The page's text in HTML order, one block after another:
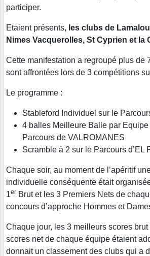
participer.
Etaient présents, les clubs de
Nimes Vacquerolles, St Cyprien et la
Cette manifestation a regroupé plus de
sont affrontées lors de 3 compétitions
Le programme :
Stableford Individuel sur le
4 balles Meilleure Balle par Equipe
Parcours de VALROMANES
Scramble à 2 sur le Parcours d’EL
Chaque soir, au moment de l’apéritif
individuelle conséquente était
1er Brut et les 3 Premiers Nets de
concours d’approche Hommes et
Chaque jour, les 3 meilleurs scores
scores net de chaque équipe étaient
donnait un classement des clubs qui a